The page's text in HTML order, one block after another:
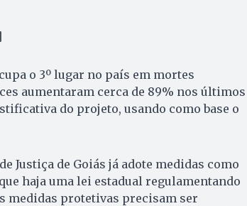
o 3º lugar no país em mortes
aumentaram cerca de 89% nos últimos
do projeto, usando como base o
Justiça de Goiás já adote medidas como
haja uma lei estadual regulamentando
medidas protetivas precisam ser